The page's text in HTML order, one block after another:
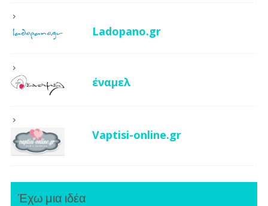
Ladopano.gr
έναμελ
Vaptisi-online.gr
Έχω μια ιδέα